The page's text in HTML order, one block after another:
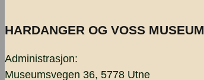
HARDANGER OG VOSS MUSEUM
Administrasjon:
Museumsvegen 36, 5778 Utne